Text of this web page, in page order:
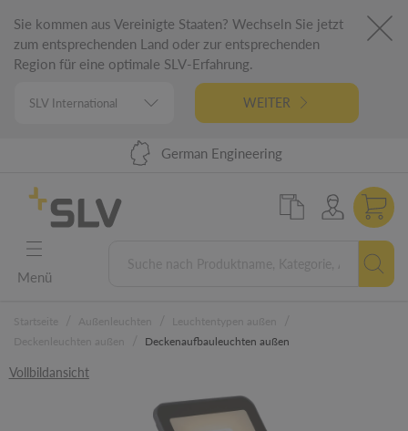
Sie kommen aus Vereinigte Staaten? Wechseln Sie jetzt
zum entsprechenden Land oder zur entsprechenden
Region für eine optimale SLV-Erfahrung.
WEITER
5 Jahre Garantie
German Engineering
Lieferung 24h DE | 48h EU
98% Warenverfügbarkeit
Menü
Deckenaufbauleuchten außen
Vollbildansicht